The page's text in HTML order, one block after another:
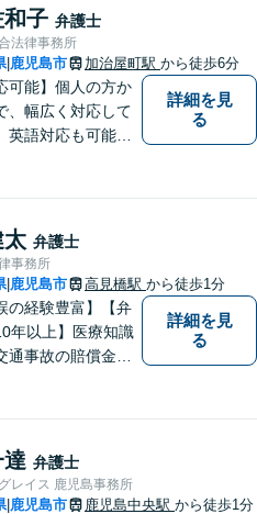
いと思っていま
子 弁護士
法律事務所
| 鹿児島市 加治屋町駅 から徒歩6分
可能】個人の方か
、幅広く対応して
英語対応も可能で
詳細を見
る
弁護士
事務所
| 鹿児島市 高見橋駅 から徒歩1分
の経験豊富】【弁
年以上】医療知識
通事故の賠償金請
者様との信頼関係
決へ向けて尽力い
【休日・夜間対応
詳細を見
る
弁護士
レイス 鹿児島事務所
| 鹿児島市 鹿児島中央駅 から徒歩1分